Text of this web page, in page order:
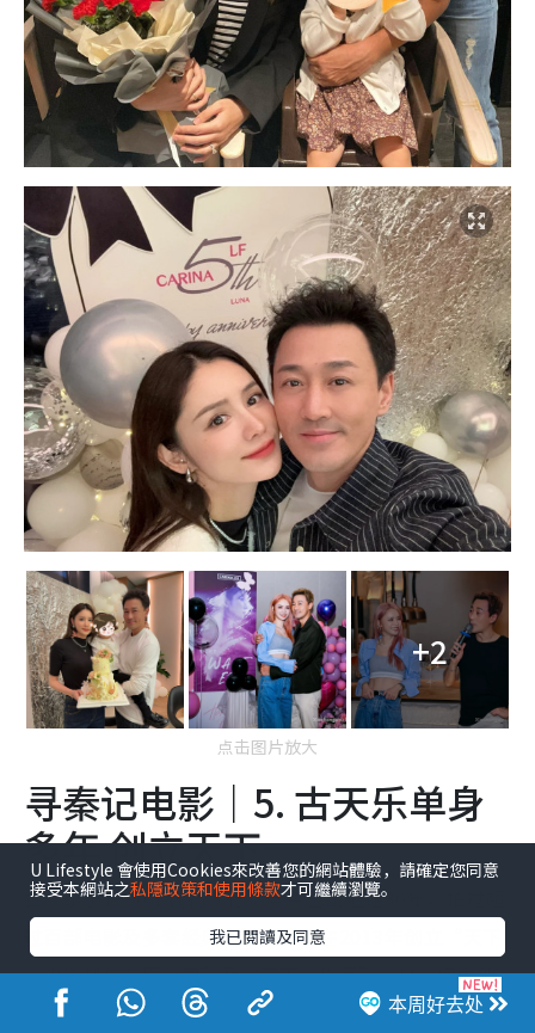
+2
点击图片放大
寻秦记电影｜5. 古天乐单身
多年 创立天下一
古天乐于1990年代初入行，至今已出道逾30年，拍过超
过百部电影及多套经典电视剧。他在2013年创立“天下
一电影制作有限公司”及“天下一集团”，是一间由他
主导、集电影投资、制作到发行于一身的娱乐公司。他
本周好去处
U Lifestyle 會使用Cookies來改善您的網站體驗，請確定您同意
接受本網站之私隱政策和使用條款才可繼續瀏覽。
我已閱讀及同意